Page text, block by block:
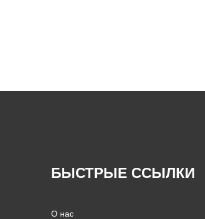
БЫСТРЫЕ ССЫЛКИ
О нас